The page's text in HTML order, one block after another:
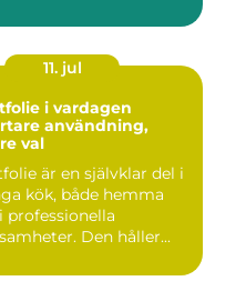
11. jul
i vardagen
användning,
val
är en självklar del i
kök, både hemma
professionella
Den håller...